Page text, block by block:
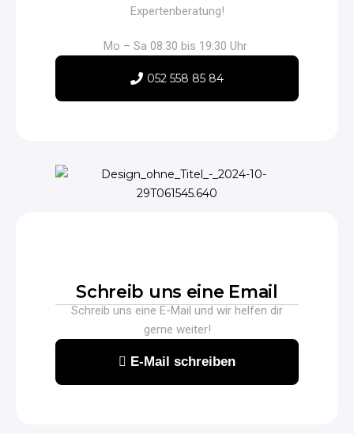
Expertenberatung!
Mo – Sa 08:30 bis 19:30 Uhr
052 558 85 84
Schreib uns eine Email
Schreib uns eine E-Mail und wir helfen dir
gerne weiter!
E-Mail schreiben